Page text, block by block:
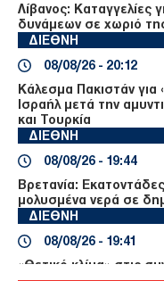
Λίβανος: Καταγγελίες
δυνάμεων σε χωριό της
ΔΙΕΘΝΗ
08/08/26 - 20:12
Κάλεσμα Πακιστάν για
Ισραήλ μετά την
και Τουρκία
ΔΙΕΘΝΗ
08/08/26 - 19:44
Βρετανία:
μολυσμένα νερά σε
ΔΙΕΘΝΗ
08/08/26 - 19:41
«Θετικό κλίμα» στις